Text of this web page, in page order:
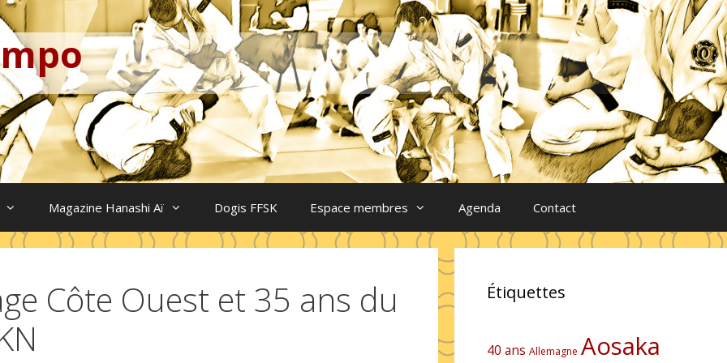
Magazine Hanashi Aï Dogis FFSK Espace membres Agenda Contact
Côte Ouest et 35 ans du
Étiquettes
40 ans Allemagne Aosaka